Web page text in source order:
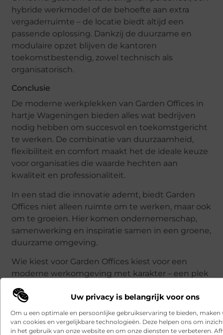
Uw privacy is belangrijk voor ons
Om u een optimale en persoonlijke gebruikservaring te bieden, maken
van cookies en vergelijkbare technologieën. Deze helpen ons om
in het gebruik van onze website en om onze diensten te verbeteren.
hybride werkmodel of de behoefte aan extra
vergaderruimte – de locatie biedt altijd een
passende oplossing. Dankzij de duurzame en
modulaire opzet blijven de kantoren
toekomstbestendig, zowel technisch als
organisatorisch.
Conclusie
De moderne werkplekken van Garden Offices in
hartje Wageningen bieden alles wat bedrijven
nodig hebben om succesvol en toekomstgericht
te werken. De combinatie van duurzaamheid,
flexibiliteit en comfort maakt het de ideale keuze
voor organisaties die waarde hechten aan
kwaliteit en professionaliteit.
In een stad die innovatie ademt, biedt Garden
Offices niet alleen ruimte om te werken, maar ook
om te groeien. Hier komen ondernemerschap,
samenwerking en inspiratie samen in een groene,
duurzame omgeving.
Wie kiest voor Garden Offices kiest voor een
moderne werkomgeving met karakter – een plek
waar mensen graag komen, ideeën ontstaan en
bedrijven floreren.